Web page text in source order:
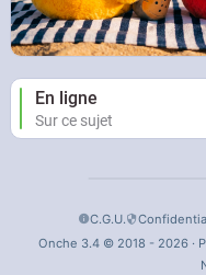
En ligne
Sur ce sujet
C.G.U.
Onche 3.4 © 2018 - 2026 ·